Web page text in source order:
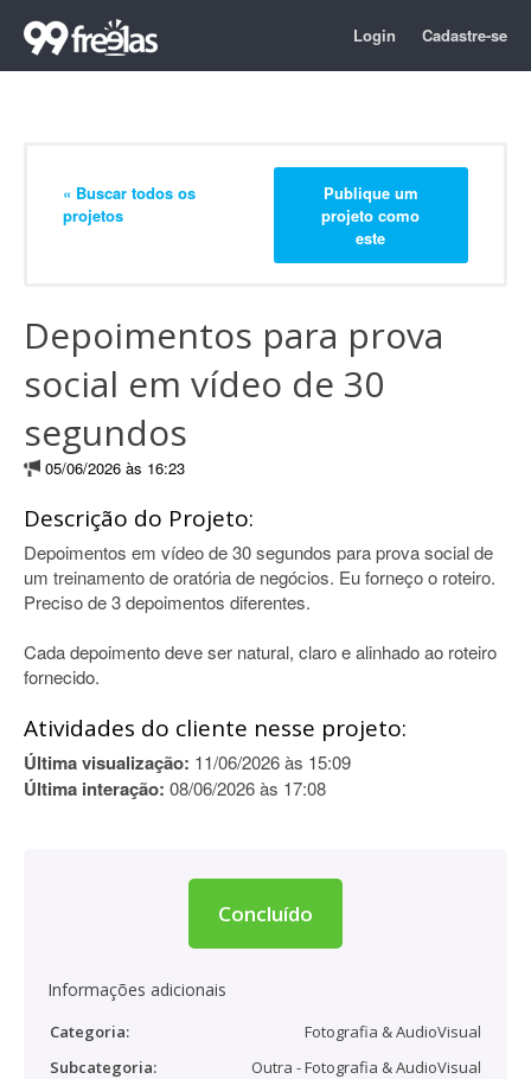
Login Cadastre-se
« Buscar todos os
projetos
Publique um
projeto como
este
Depoimentos para prova
social em vídeo de 30
segundos
05/06/2026 às 16:23
Descrição do Projeto:
Depoimentos em vídeo de 30 segundos para prova social de
um treinamento de oratória de negócios. Eu forneço o roteiro.
Preciso de 3 depoimentos diferentes.
Cada depoimento deve ser natural, claro e alinhado ao roteiro
fornecido.
Atividades do cliente nesse projeto:
Última visualização: 11/06/2026 às 15:09
Última interação: 08/06/2026 às 17:08
Concluído
Informações adicionais
Categoria:
Fotografia & AudioVisual
Subcategoria:
Outra - Fotografia & AudioVisual